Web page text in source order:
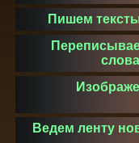
Пишем
Ведем ленту